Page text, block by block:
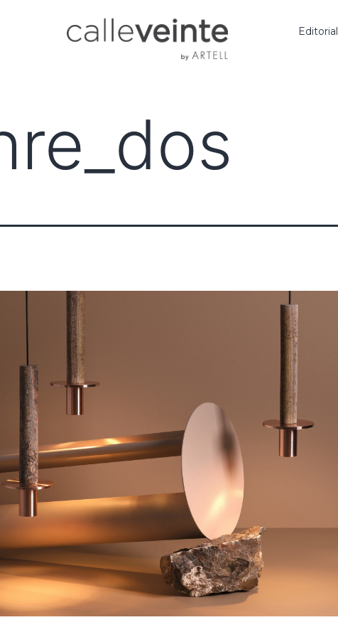
Editorial